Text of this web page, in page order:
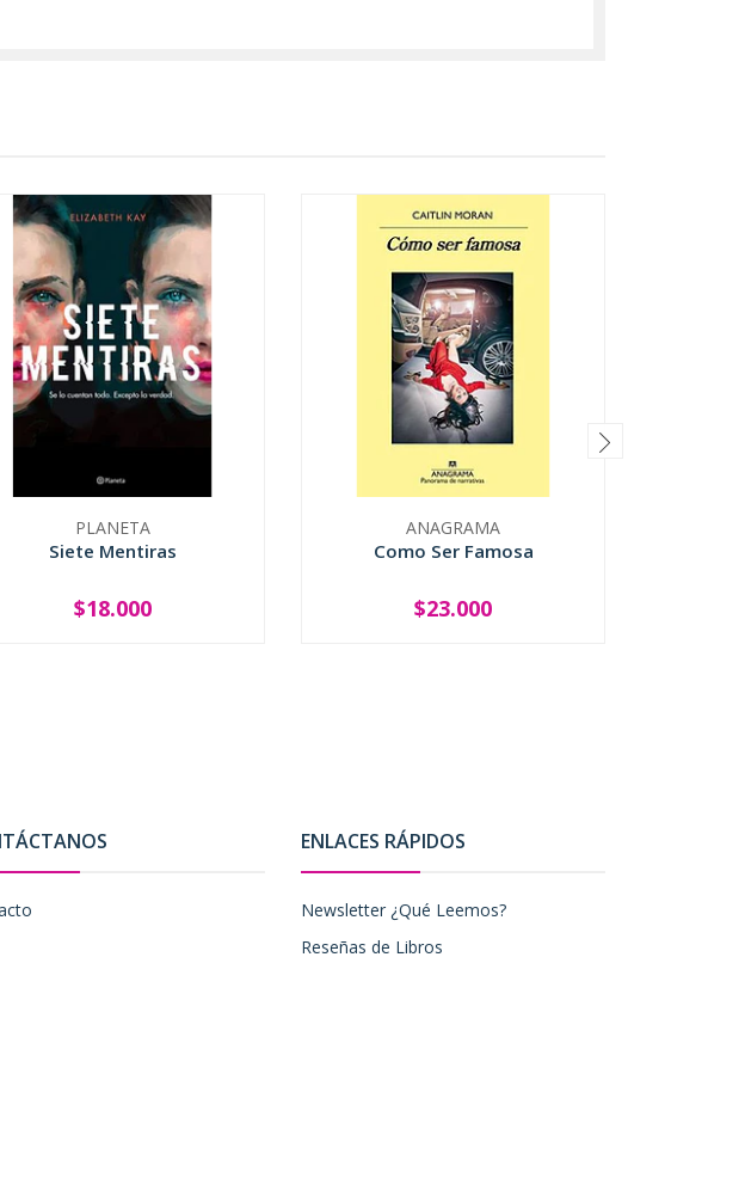
PLANETA
Siete Mentiras
+
$18.000
ANAGRAMA
Como Ser Famosa
+
$23.000
ENLACES RÁPIDOS
Newsletter ¿Qué Leemos?
Reseñas de Libros